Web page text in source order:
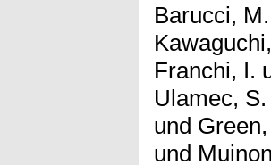
Barucci,
Franchi, I.
Ulamec, S.
und
und